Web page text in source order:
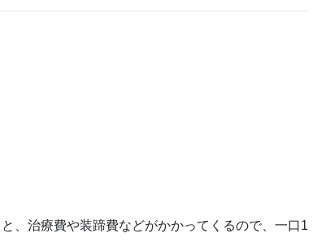
、治療費や装蹄費などがかかってくるので、一口1